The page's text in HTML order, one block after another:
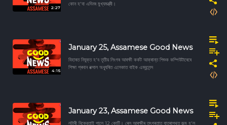
2:27
কোন হ'বা এদিনৰ মুখ্যমন্ত্ৰী।
4:15
January 25, Assamese Good News
বিহাৰত নিযুক্ত হ'ব তৃতীয় লিংগৰ আৰক্ষী কৰ্কট আক্ৰান্ত শিশুক কম্পিউটাৰেৰে
শিক্ষা প্ৰদান নক্সাল অধ্যূষিত এলেকাত বাইক এম্বুলেন্স
January 23, Assamese Good News
লটাৰী বিক্রেতাই পালে 12 কোটি। ৰেল আৰক্ষীৰ তৎপৰতাত যাত্ৰাপথত জন্ম হ'ল